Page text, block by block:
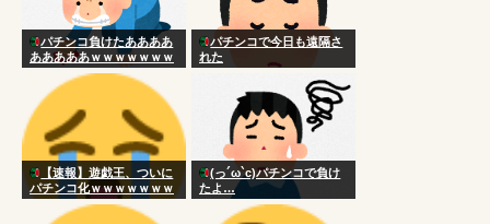
パチンコ負けたああああ
あああああｗｗｗｗｗｗｗ
パチンコで今日も遠隔さ
れた
【速報】遊戯王、ついに
パチンコ化ｗｗｗｗｗｗｗ
ｗｗｗｗｗｗｗｗｗw
(っ´ω`c)パチンコで負け
たよ…